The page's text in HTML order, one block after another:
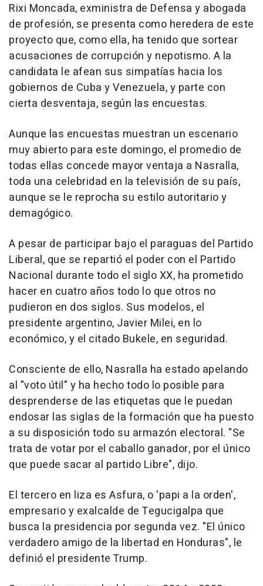
Rixi Moncada, exministra de Defensa y abogada
de profesión, se presenta como heredera de este
proyecto que, como ella, ha tenido que sortear
acusaciones de corrupción y nepotismo. A la
candidata le afean sus simpatías hacia los
gobiernos de Cuba y Venezuela, y parte con
cierta desventaja, según las encuestas.
Aunque las encuestas muestran un escenario
muy abierto para este domingo, el promedio de
todas ellas concede mayor ventaja a Nasralla,
toda una celebridad en la televisión de su país,
aunque se le reprocha su estilo autoritario y
demagógico.
A pesar de participar bajo el paraguas del Partido
Liberal, que se repartió el poder con el Partido
Nacional durante todo el siglo XX, ha prometido
hacer en cuatro años todo lo que otros no
pudieron en dos siglos. Sus modelos, el
presidente argentino, Javier Milei, en lo
económico, y el citado Bukele, en seguridad.
Consciente de ello, Nasralla ha estado apelando
al "voto útil" y ha hecho todo lo posible para
desprenderse de las etiquetas que le puedan
endosar las siglas de la formación que ha puesto
a su disposición todo su armazón electoral. "Se
trata de votar por el caballo ganador, por el único
que puede sacar al partido Libre", dijo.
El tercero en liza es Asfura, o 'papi a la orden',
empresario y exalcalde de Tegucigalpa que
busca la presidencia por segunda vez. "El único
verdadero amigo de la libertad en Honduras", le
definió el presidente Trump.